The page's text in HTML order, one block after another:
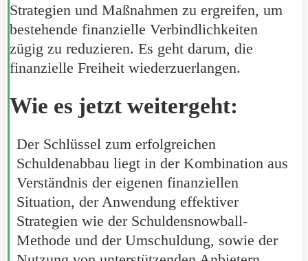
Strategien und Maßnahmen zu ergreifen, um
bestehende finanzielle Verbindlichkeiten
zügig zu reduzieren. Es geht darum, die
finanzielle Freiheit wiederzuerlangen.
Wie es jetzt weitergeht:
Der Schlüssel zum erfolgreichen
Schuldenabbau liegt in der Kombination aus
Verständnis der eigenen finanziellen
Situation, der Anwendung effektiver
Strategien wie der Schuldensnowball-
Methode und der Umschuldung, sowie der